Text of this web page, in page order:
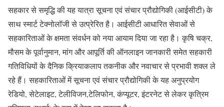
सहकार से समृद्धि की यह यात्रा सूचना एवं संचार प्रौद्योगिकी (आईसीटी) के
साथ स्मार्ट टेक्नोलॉजी से उत्प्रेरित है। आईसीटी आधारित सेवाओं से
सहकारिताओं के क्षमता संवर्धन को नया आयाम दिया जा रहा है। कृषि चक्र,
मौसम के पूर्वानुमान, मांग और आपूर्ति की ऑनलाइन जानकारी समेत सहकारी
गतिविधियों के दैनिक क्रियाकलाप तकनीक और नवाचार से प्रभावी शक्ल ले
रहे हैं। सहकारिताओं में सूचना एवं संचार प्रौद्योगिकी के यह अनुप्रयोग
रेडियो, सेटेलाइट, टेलीविजन,टेलिफोन, कंप्यूटर, इंटरनेट से लेकर कृत्रिम